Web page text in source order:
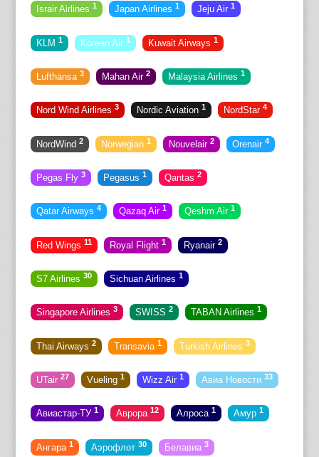
Israir Airlines 1 Japan Airlines 1 Jeju Air 1
KLM 1 Korean Air 1 Kuwait Airways 1
Lufthansa 3 Mahan Air 2 Malaysia Airlines 1
Nord Wind Airlines 3 Nordic Aviation 1 NordStar 4
NordWind 2 Norwegian 1 Nouvelair 2 Orenair 4
Pegas Fly 3 Pegasus 1 Qantas 2
Qatar Airways 4 Qazaq Air 1 Qeshm Air 1
Red Wings 11 Royal Flight 1 Ryanair 2
S7 Airlines 30 Sichuan Airlines 1
Singapore Airlines 3 SWISS 2 TABAN Airlines 1
Thai Airways 2 Transavia 1 Turkish Airlines 3
UTair 27 Vueling 1 Wizz Air 1 Авиа Новости 33
Авиастар-ТУ 1 Аврора 12 Алроса 1 Амур 1
Ангара 1 Аэрофлот 30 Белавиа 3